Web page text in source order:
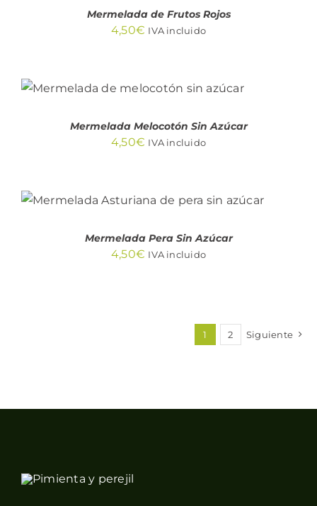
Mermelada de Frutos Rojos
4,50€ IVA incluido
AÑADIR AL CARRITO
/
Mermelada Melocotón Sin Azúcar
4,50€ IVA incluido
AÑADIR AL CARRITO
/
Mermelada Pera Sin Azúcar
4,50€ IVA incluido
1 2 Siguiente